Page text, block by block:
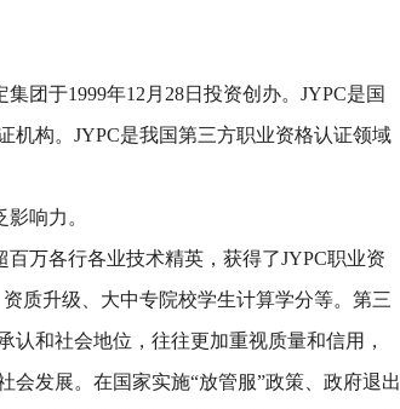
团于1999年12月28日投资创办。JYPC是国
机构。JYPC是我国第三方职业资格认证领域
响力。
万各行各业技术精英，获得了JYPC职业资
质升级、大中专院校学生计算学分等。第三
和社会地位，往往更加重视质量和信用，
发展。在国家实施“放管服”政策、政府退出